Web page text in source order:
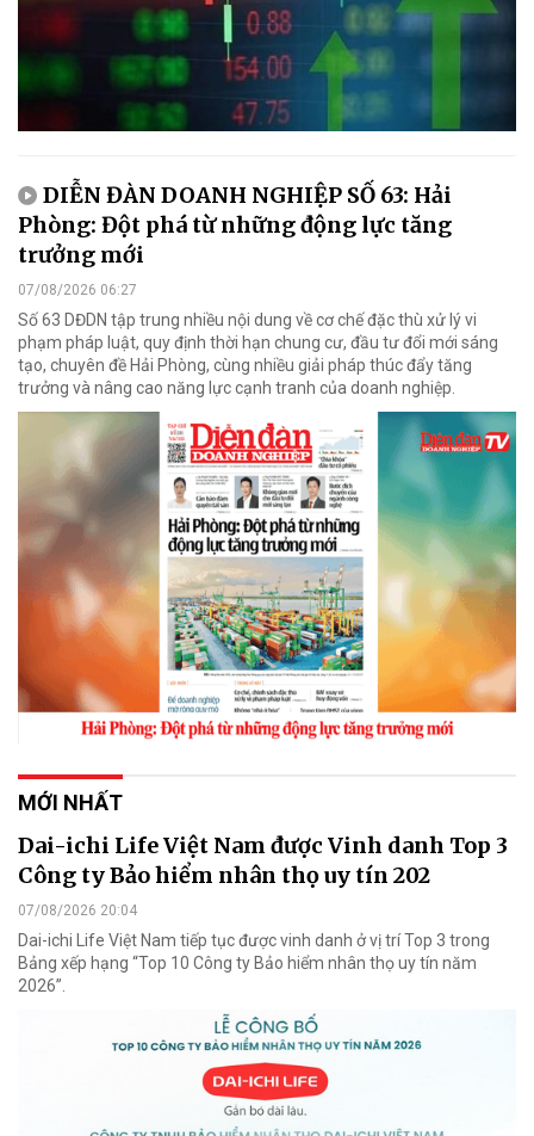
DIỄN ĐÀN DOANH NGHIỆP SỐ 63: Hải
Phòng: Đột phá từ những động lực tăng
trưởng mới
07/08/2026 06:27
Số 63 DĐDN tập trung nhiều nội dung về cơ chế đặc thù xử lý vi
phạm pháp luật, quy định thời hạn chung cư, đầu tư đổi mới sáng
tạo, chuyên đề Hải Phòng, cùng nhiều giải pháp thúc đẩy tăng
trưởng và nâng cao năng lực cạnh tranh của doanh nghiệp.
MỚI NHẤT
Dai-ichi Life Việt Nam được Vinh danh Top 3
Công ty Bảo hiểm nhân thọ uy tín 202
07/08/2026 20:04
Dai-ichi Life Việt Nam tiếp tục được vinh danh ở vị trí Top 3 trong
Bảng xếp hạng “Top 10 Công ty Bảo hiểm nhân thọ uy tín năm
2026”.